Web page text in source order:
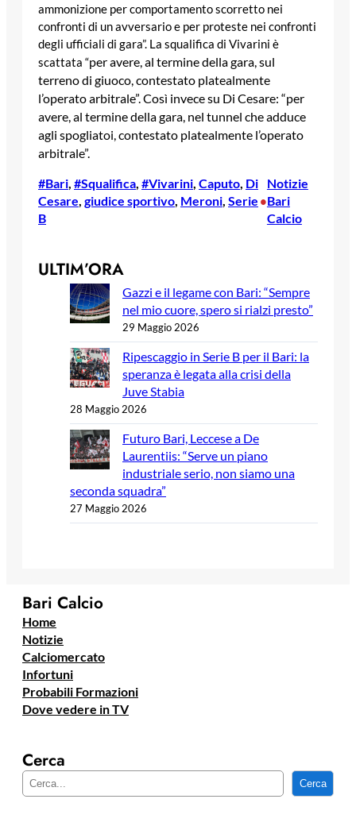
ammonizione per comportamento scorretto nei
confronti di un avversario e per proteste nei confronti
degli ufficiali di gara”. La squalifica di Vivarini è
scattata “per avere, al termine della gara, sul
terreno di giuoco, contestato platealmente
l’operato arbitrale”. Così invece su Di Cesare: “per
avere, al termine della gara, nel tunnel che adduce
agli spogliatoi, contestato platealmente l’operato
arbitrale”.
#Bari #Squalifica #Vivarini Caputo Di
Cesare giudice sportivo Meroni Serie
B
•
Notizie
Bari
Calcio
ULTIM’ORA
Gazzi e il legame con Bari: “Sempre
nel mio cuore, spero si rialzi presto”
29 Maggio 2026
Ripescaggio in Serie B per il Bari: la
speranza è legata alla crisi della
Juve Stabia
28 Maggio 2026
Futuro Bari, Leccese a De
Laurentiis: “Serve un piano
industriale serio, non siamo una
seconda squadra”
27 Maggio 2026
Bari Calcio
Home
Notizie
Calciomercato
Infortuni
Probabili Formazioni
Dove vedere in TV
Cerca
e
Cerca